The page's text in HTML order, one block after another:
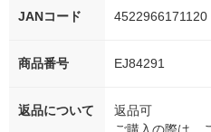
JANコード 4522966171120
商品番号 EJ84291
返品について
返品可